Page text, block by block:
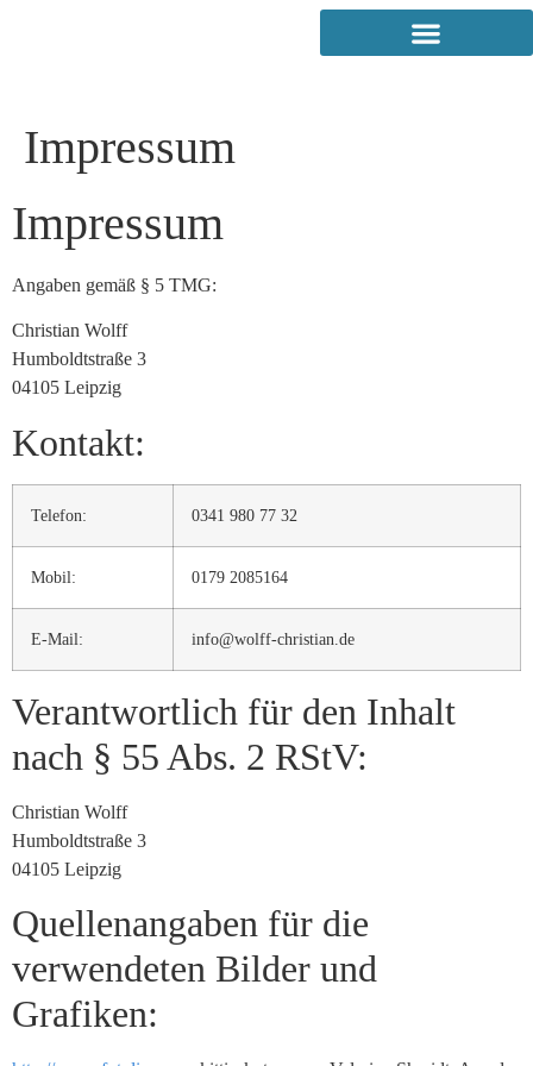
Impressum
Impressum
Angaben gemäß § 5 TMG:
Christian Wolff
Humboldtstraße 3
04105 Leipzig
Kontakt:
Telefon: 0341 980 77 32
Mobil: 0179 2085164
E-Mail: info@wolff-christian.de
Verantwortlich für den Inhalt
nach § 55 Abs. 2 RStV:
Christian Wolff
Humboldtstraße 3
04105 Leipzig
Quellenangaben für die
verwendeten Bilder und
Grafiken: